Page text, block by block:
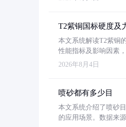
T2紫铜国标硬度及
本文系统解读T2紫铜
性能指标及影响因素
2026年8月4日
喷砂都有多少目
本文系统介绍了喷砂
的应用场景。数据来